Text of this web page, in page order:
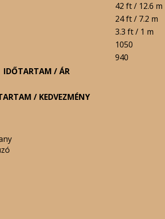
42 ft / 12.6 m
24 ft / 7.2 m
3.3 ft / 1 m
1050
940
IDŐTARTAM / ÁR
/ KEDVEZMÉNY